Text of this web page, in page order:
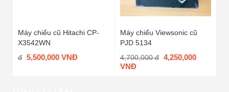
Máy chiếu cũ Hitachi CP-
X3542WN
đ 5,500,000 VNĐ
Máy chiếu Viewsonic cũ
PJD 5134
4,700,000 đ 4,250,000
VNĐ